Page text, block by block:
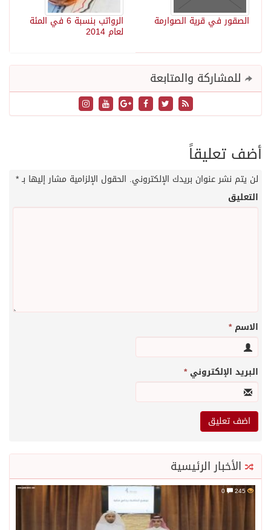
الرواتب بنسبة 6 في المئة
لعام 2014
الصقور في قرية الصوارمة
للمشاركة والمتابعة
أضف تعليقاً
لن يتم نشر عنوان بريدك الإلكتروني. الحقول الإلزامية مشار إليها بـ*
التعليق
الاسم*
البريد الإلكتروني*
الأخبار الرئيسية
245